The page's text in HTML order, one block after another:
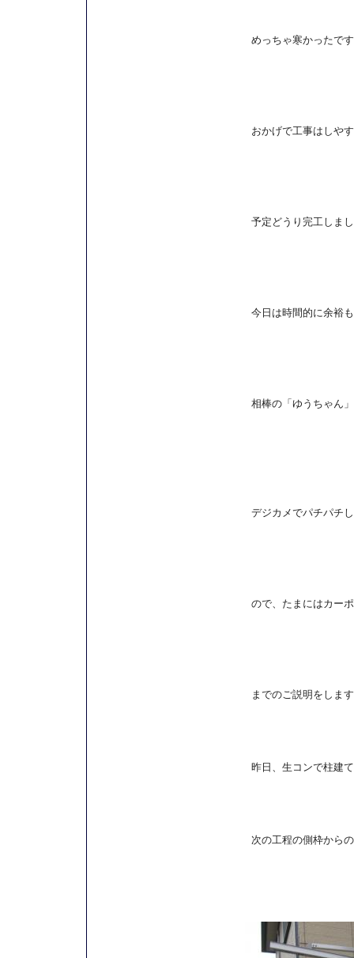
めっちゃ寒かったで
おかげで工事はしや
予定どうり完工しま
今日は時間的に余裕
相棒の「ゆうちゃん
デジカメでパチパチ
ので、たまにはカー
までのご説明をしま
昨日、生コンで柱建
次の工程の側枠から